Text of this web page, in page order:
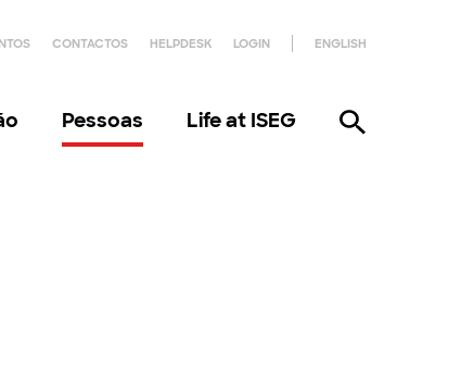
CONTACTOS HELPDESK LOGIN ENGLISH
Pessoas Life at ISEG